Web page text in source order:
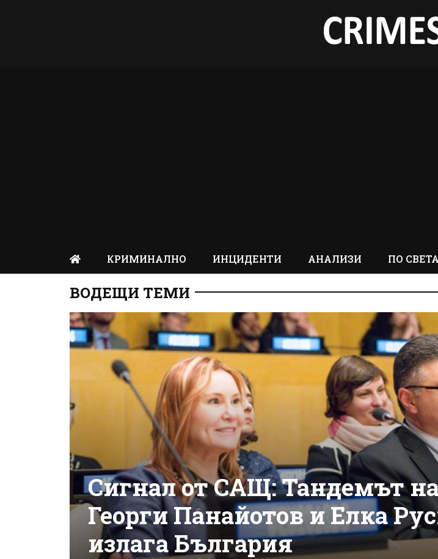
КРИМИНАЛНО ИНЦИДЕНТИ АНАЛИЗИ ПО СВЕТА
ВОДЕЩИ ТЕМИ
Сигнал от САЩ: Тандемът
Георги Панайотов и Елка
излага България